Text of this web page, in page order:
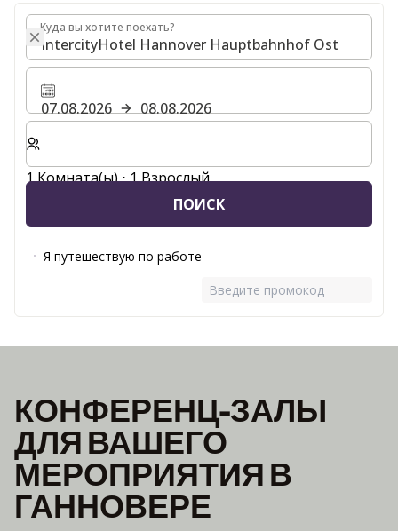
Куда вы хотите поехать?
Куда вы хотите поехать?
07.08.2026
08.08.2026
Выберите количество комнат и гостей для вашего
1 Комната(ы) ⋅ 1 Взрослый
ПОИСК
Я путешествую по работе
Введите промокод
КОНФЕРЕНЦ-ЗАЛЫ
ДЛЯ ВАШЕГО
МЕРОПРИЯТИЯ В
ГАННОВЕРЕ